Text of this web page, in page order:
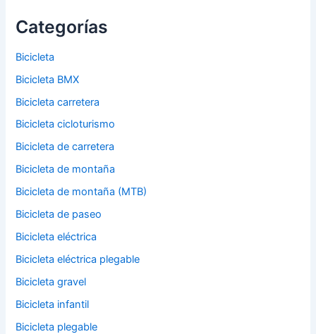
Categorías
Bicicleta
Bicicleta BMX
Bicicleta carretera
Bicicleta cicloturismo
Bicicleta de carretera
Bicicleta de montaña
Bicicleta de montaña (MTB)
Bicicleta de paseo
Bicicleta eléctrica
Bicicleta eléctrica plegable
Bicicleta gravel
Bicicleta infantil
Bicicleta plegable